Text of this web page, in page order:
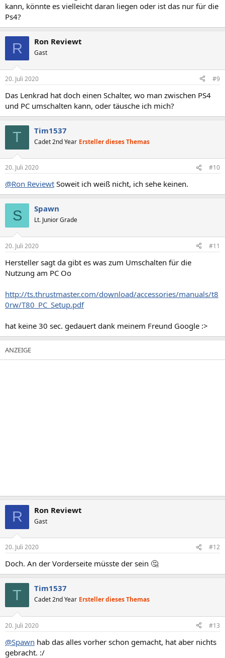
kann, könnte es vielleicht daran liegen oder ist das nur für die
Ps4?
R Ron Reviewt
Gast
20. Juli 2020 #9
Das Lenkrad hat doch einen Schalter, wo man zwischen PS4
und PC umschalten kann, oder täusche ich mich?
T Tim1537
Cadet 2nd Year Ersteller dieses Themas
20. Juli 2020 #10
@Ron Reviewt Soweit ich weiß nicht, ich sehe keinen.
S Spawn
Lt. Junior Grade
20. Juli 2020 #11
Hersteller sagt da gibt es was zum Umschalten für die
Nutzung am PC Oo
http://ts.thrustmaster.com/download/accessories/manuals/t8
0rw/T80_PC_Setup.pdf
hat keine 30 sec. gedauert dank meinem Freund Google :>
R Ron Reviewt
Gast
20. Juli 2020 #12
Doch. An der Vorderseite müsste der sein 🤔
T Tim1537
Cadet 2nd Year Ersteller dieses Themas
20. Juli 2020 #13
@Spawn hab das alles vorher schon gemacht, hat aber nichts
gebracht. :/